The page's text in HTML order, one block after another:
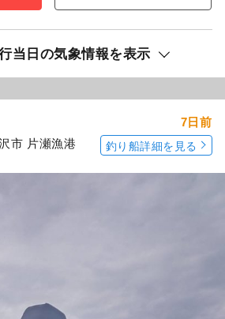
当日の気象情報を表示
市 片瀬漁港
7日前
釣り船詳細を見る